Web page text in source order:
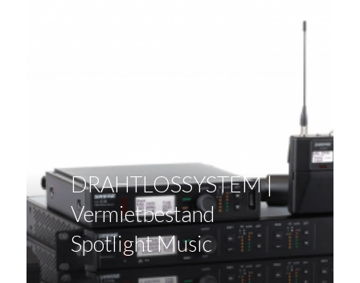
DRAHTLOSSYSTEM |
Vermietbestand
Spotlight Music